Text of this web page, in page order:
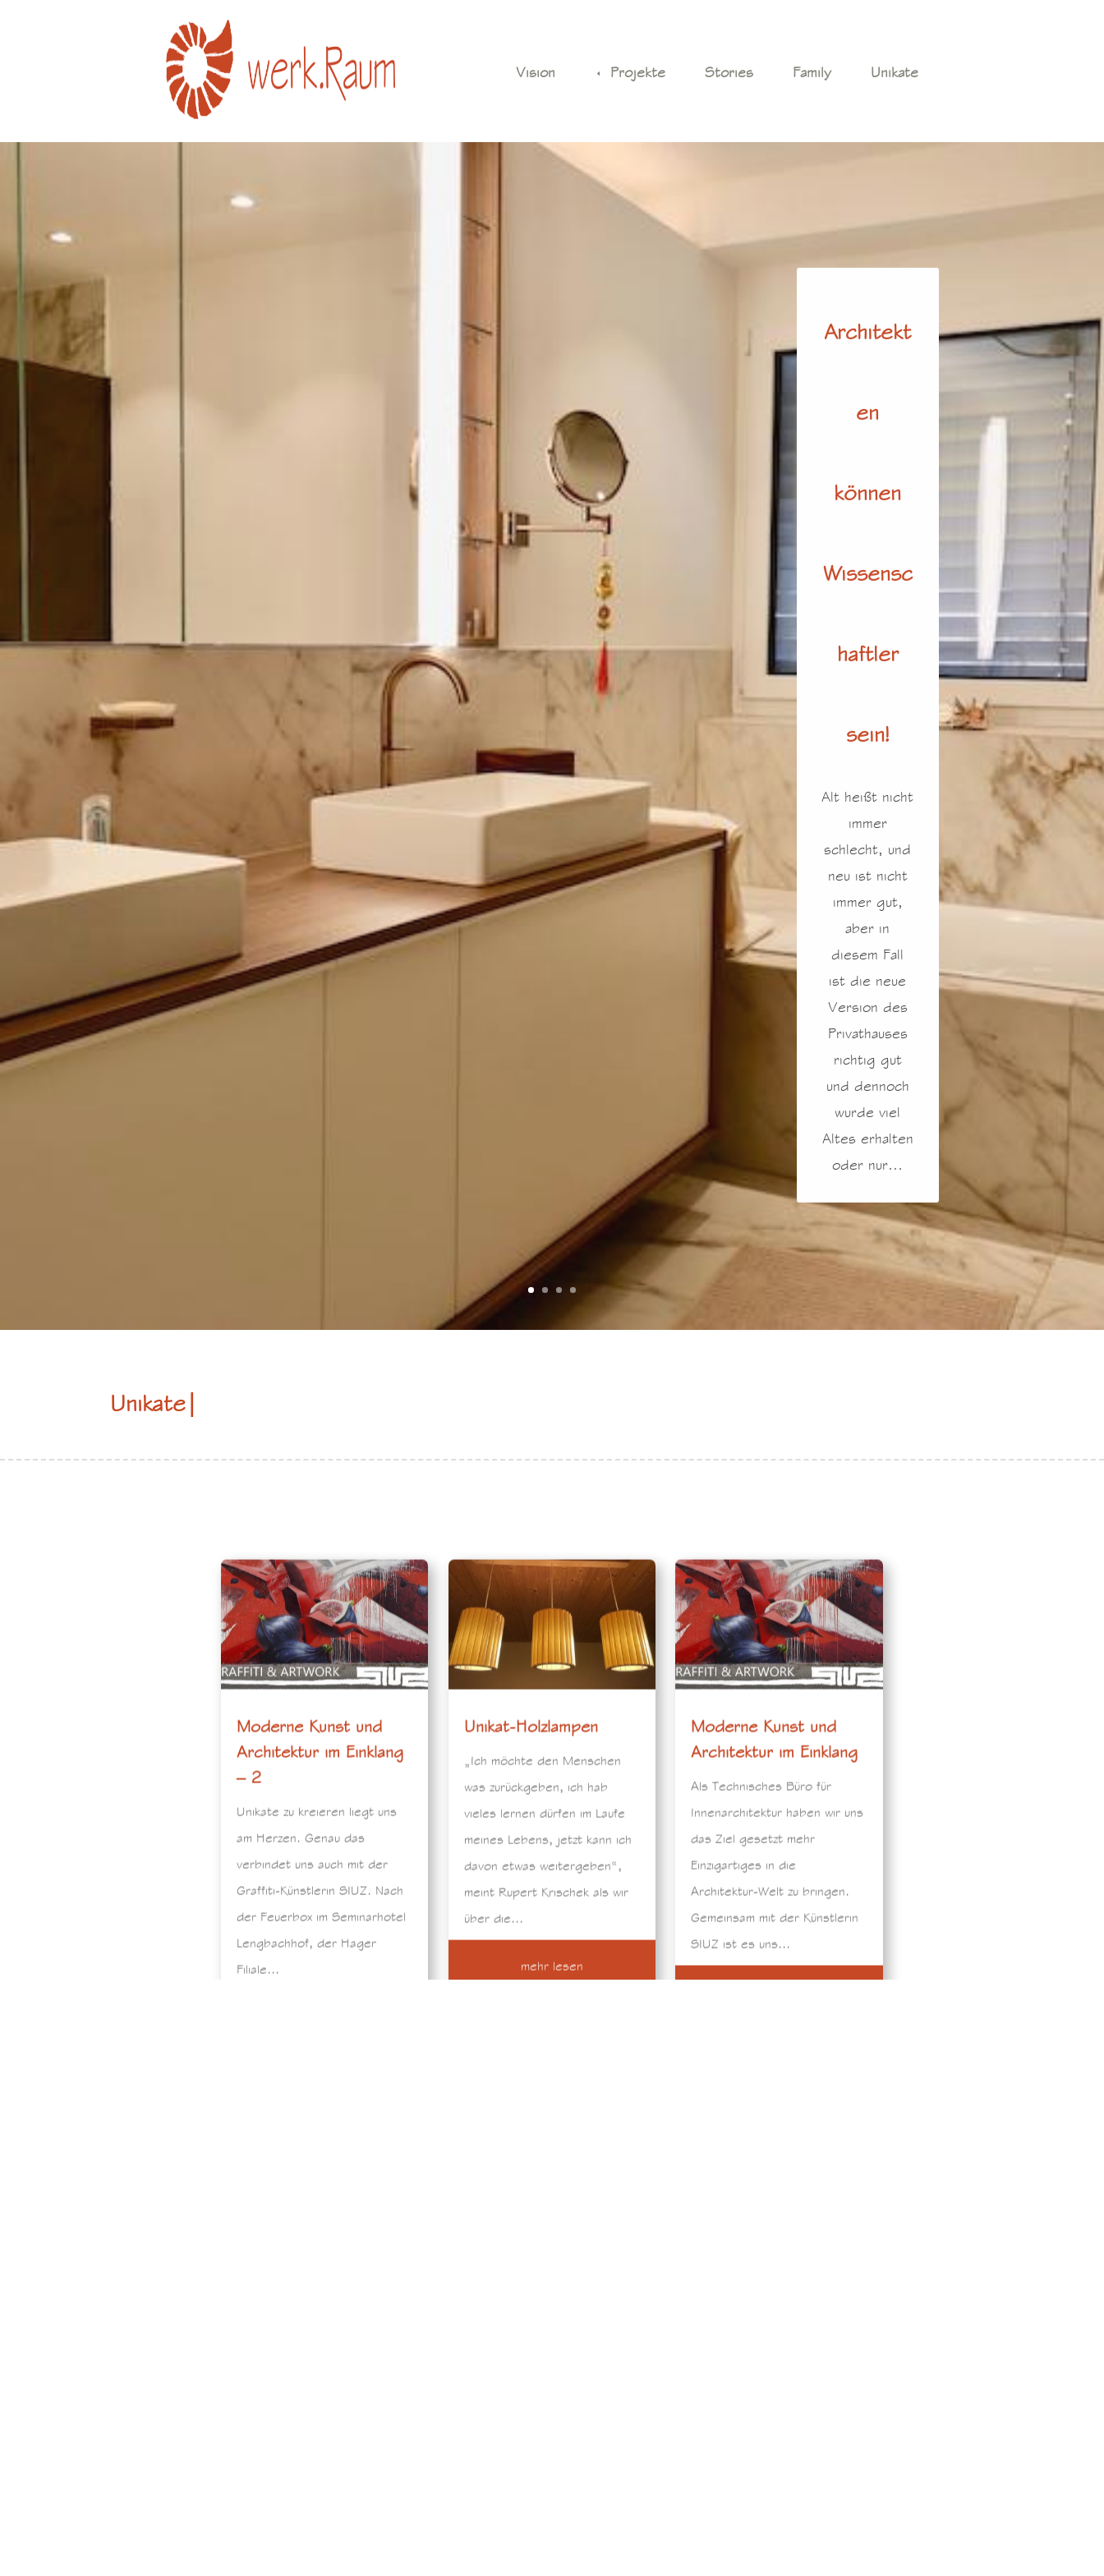
Unikate
Family
Stories
D Projekte
Vision
Architekt
en
können
Wissensc
haftler
sein!
Alt heißt nicht
immer
schlecht, und
neu ist nicht
immer gut,
aber in
diesem Fall
ist die neue
Version des
Privathauses
richtig gut
und dennoch
wurde viel
Altes erhalten
oder nur...
Unikate
Moderne Kunst und
Architektur im Einklang
– 2
Unikate zu kreieren liegt uns
am Herzen. Genau das
verbindet uns auch mit der
Graffiti-Künstlerin SIUZ. Nach
der Feuerbox im Seminarhotel
Lengbachhof, der Hager
Filiale...
Unikat-Holzlampen
„Ich möchte den Menschen
was zurückgeben, ich hab
vieles lernen dürfen im Laufe
meines Lebens, jetzt kann ich
davon etwas weitergeben“,
meint Rupert Krischek als wir
über die...
mehr lesen
Moderne Kunst und
Architektur im Einklang
Als Technisches Büro für
Innenarchitektur haben wir uns
das Ziel gesetzt mehr
Einzigartiges in die
Architektur-Welt zu bringen.
Gemeinsam mit der Künstlerin
SIUZ ist es uns...